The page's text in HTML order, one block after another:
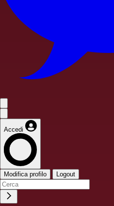
Accedi
Modifica profilo Logout